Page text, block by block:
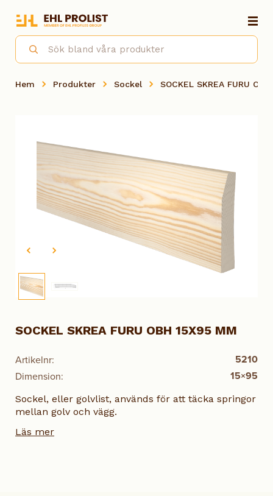
Hem Produkter Sockel SOCKEL SKREA FURU
Artikelnr: 5210
Dimension: 15×95
SOCKEL SKREA FURU OBH 15X95 MM
Sockel, eller golvlist, används för att täcka springor
mellan golv och vägg.
Läs mer